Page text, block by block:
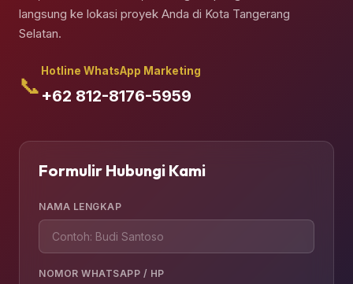
langsung ke lokasi proyek Anda di Kota Tangerang
Selatan.
📞
Hotline WhatsApp Marketing
+62 812-8176-5959
Formulir Hubungi Kami
NAMA LENGKAP
NOMOR WHATSAPP / HP